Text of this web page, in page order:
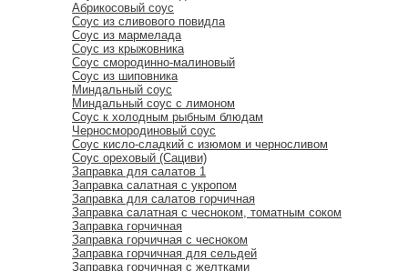
Абрикосовый соус
Соус из сливового повидла
Соус из мармелада
Соус из крыжовника
Соус смородинно-малиновый
Соус из шиповника
Миндальный соус
Миндальный соус с лимоном
Соус к холодным рыбным блюдам
Черносмородиновый соус
Соус кисло-сладкий с изюмом и черносливом
Соус ореховый (Сациви)
Заправка для салатов 1
Заправка салатная с укропом
Заправка для салатов горчичная
Заправка салатная с чесноком, томатным соком
Заправка горчичная
Заправка горчичная с чесноком
Заправка горчичная для сельдей
Заправка горчичная с желтками